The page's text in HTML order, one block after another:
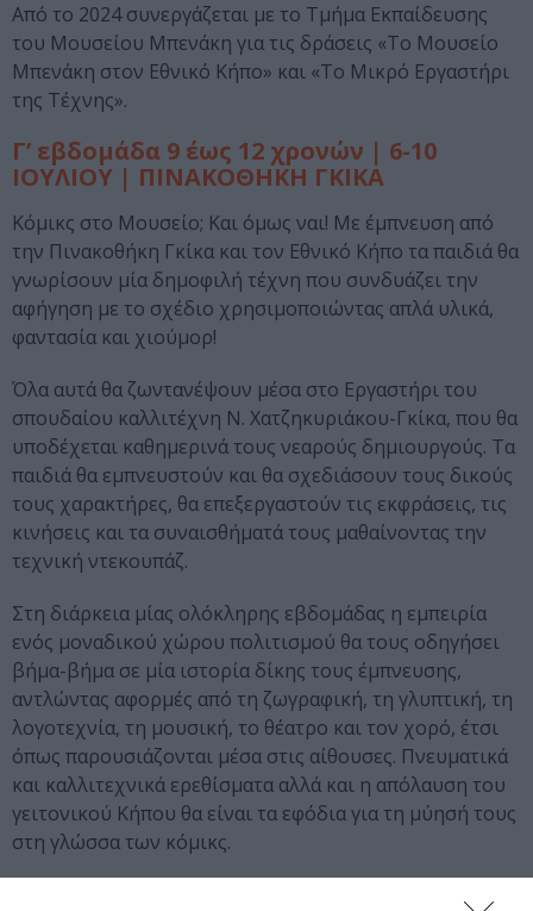
Από το 2024 συνεργάζεται με το Τμήμα Εκπαίδευσης
του Μουσείου Μπενάκη για τις δράσεις «Το Μουσείο
Μπενάκη στον Εθνικό Κήπο» και «Το Μικρό Εργαστήρι
της Τέχνης».
Γ’ εβδομάδα 9 έως 12 χρονών | 6-10
ΙΟΥΛΙΟΥ | ΠΙΝΑΚΟΘΗΚΗ ΓΚΙΚΑ
Κόμικς στο Μουσείο; Και όμως ναι! Με έμπνευση από
την Πινακοθήκη Γκίκα και τον Εθνικό Κήπο τα παιδιά θα
γνωρίσουν μία δημοφιλή τέχνη που συνδυάζει την
αφήγηση με το σχέδιο χρησιμοποιώντας απλά υλικά,
φαντασία και χιούμορ!
Όλα αυτά θα ζωντανέψουν μέσα στο Εργαστήρι του
σπουδαίου καλλιτέχνη Ν. Χατζηκυριάκου-Γκίκα, που θα
υποδέχεται καθημερινά τους νεαρούς δημιουργούς. Τα
παιδιά θα εμπνευστούν και θα σχεδιάσουν τους δικούς
τους χαρακτήρες, θα επεξεργαστούν τις εκφράσεις, τις
κινήσεις και τα συναισθήματά τους μαθαίνοντας την
τεχνική ντεκουπάζ.
Στη διάρκεια μίας ολόκληρης εβδομάδας η εμπειρία
ενός μοναδικού χώρου πολιτισμού θα τους οδηγήσει
βήμα-βήμα σε μία ιστορία δίκης τους έμπνευσης,
αντλώντας αφορμές από τη ζωγραφική, τη γλυπτική, τη
λογοτεχνία, τη μουσική, το θέατρο και τον χορό, έτσι
όπως παρουσιάζονται μέσα στις αίθουσες. Πνευματικά
και καλλιτεχνικά ερεθίσματα αλλά και η απόλαυση του
γειτονικού Κήπου θα είναι τα εφόδια για τη μύησή τους
στη γλώσσα των κόμικς.